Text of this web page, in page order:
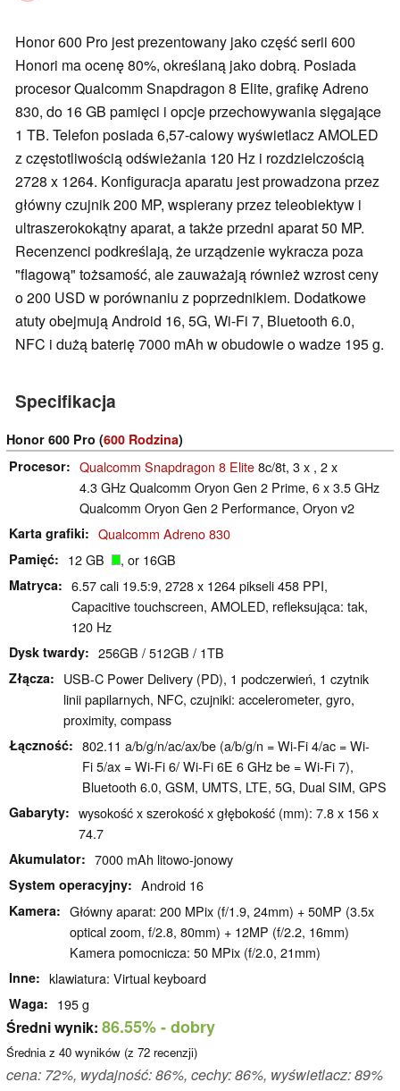
Honor 600 Pro jest prezentowany jako część serii 600
Honori ma ocenę 80%, określaną jako dobrą. Posiada
procesor Qualcomm Snapdragon 8 Elite, grafikę Adreno
830, do 16 GB pamięci i opcje przechowywania sięgające
1 TB. Telefon posiada 6,57-calowy wyświetlacz AMOLED
z częstotliwością odświeżania 120 Hz i rozdzielczością
2728 x 1264. Konfiguracja aparatu jest prowadzona przez
główny czujnik 200 MP, wspierany przez teleobiektyw i
ultraszerokokątny aparat, a także przedni aparat 50 MP.
Recenzenci podkreślają, że urządzenie wykracza poza
"flagową" tożsamość, ale zauważają również wzrost ceny
o 200 USD w porównaniu z poprzednikiem. Dodatkowe
atuty obejmują Android 16, 5G, Wi-Fi 7, Bluetooth 6.0,
NFC i dużą baterię 7000 mAh w obudowie o wadze 195 g.
Specifikacja
Honor 600 Pro (600 Rodzina)
Procesor
Qualcomm Snapdragon 8 Elite8c/8t, 3 x , 2 x
4.3 GHz Qualcomm Oryon Gen 2 Prime, 6 x 3.5 GHz
Qualcomm Oryon Gen 2 Performance, Oryon v2
Karta grafiki Qualcomm Adreno 830
Pamięć 12 GB , or 16GB
Matryca
6.57 cali 19.5:9, 2728 x 1264 pikseli 458 PPI,
Capacitive touchscreen, AMOLED, refleksująca: tak,
120 Hz
Dysk twardy 256GB / 512GB / 1TB
Złącza
USB-C Power Delivery (PD), 1 podczerwień, 1 czytnik
linii papilarnych, NFC, czujniki: accelerometer, gyro,
proximity, compass
Łączność
802.11 a/​b/​g/​n/​ac/​ax/​be (a/b/g/n = Wi-Fi 4/ac = Wi-
Fi 5/ax = Wi-Fi 6/ Wi-Fi 6E 6 GHz be = Wi-Fi 7),
Bluetooth 6.0, GSM, UMTS, LTE, 5G, Dual SIM, GPS
Gabaryty
wysokość x szerokość x głębokość (mm): 7.8 x 156 x
74.7
Akumulator 7000 mAh litowo-jonowy
System operacyjny Android 16
Kamera
Główny aparat: 200 MPix (f/1.9, 24mm) + 50MP (3.5x
optical zoom, f/2.8, 80mm) + 12MP (f/2.2, 16mm)
Kamera pomocnicza: 50 MPix (f/2.0, 21mm)
Inne klawiatura: Virtual keyboard
Waga 195 g
Średni wynik: 86.55%- dobry
Średnia z 40 wyników (z 72 recenzji)
cena: 72%, wydajność: 86%, cechy: 86%, wyświetlacz: 89%